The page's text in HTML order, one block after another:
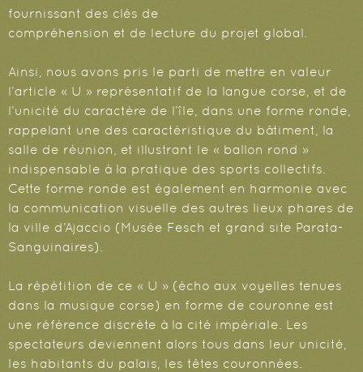
fournissant des clés de
compréhension et de lecture du projet global.
Ainsi, nous avons pris le parti de mettre en valeur
l’article « U » représentatif de la langue corse, et de
l’unicité du caractère de l’île, dans une forme ronde,
rappelant une des caractéristique du bâtiment, la
salle de réunion, et illustrant le « ballon rond »
indispensable à la pratique des sports collectifs.
Cette forme ronde est également en harmonie avec
la communication visuelle des autres lieux phares de
la ville d’Ajaccio (Musée Fesch et grand site Parata-
Sanguinaires).
La répétition de ce « U » (écho aux voyelles tenues
dans la musique corse) en forme de couronne est
une référence discrète à la cité impériale. Les
spectateurs deviennent alors tous dans leur unicité,
les habitants du palais, les têtes couronnées.